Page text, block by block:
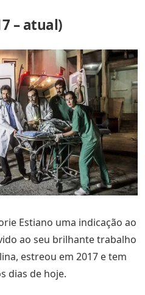
– atual)
Estiano uma indicação ao
ao seu brilhante trabalho
estreou em 2017 e tem
dias de hoje.